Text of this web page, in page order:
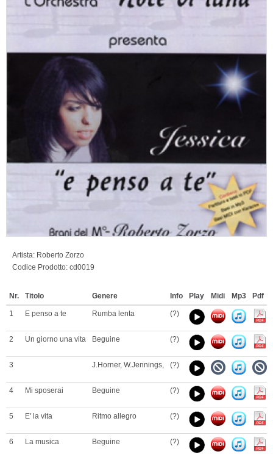
Artista: Roberto Zorzo
Codice Prodotto: cd0019
Nr. Titolo Genere Info Play Midi Mp3 Pdf
1 E penso a te Rumba lenta (?)
2 Un giorno una vita Beguine (?)
3 J.Horner, W.Jennings, (?)
4 Mi sposerai Beguine (?)
5 E' la vita Ritmo allegro (?)
6 La musica Beguine (?)